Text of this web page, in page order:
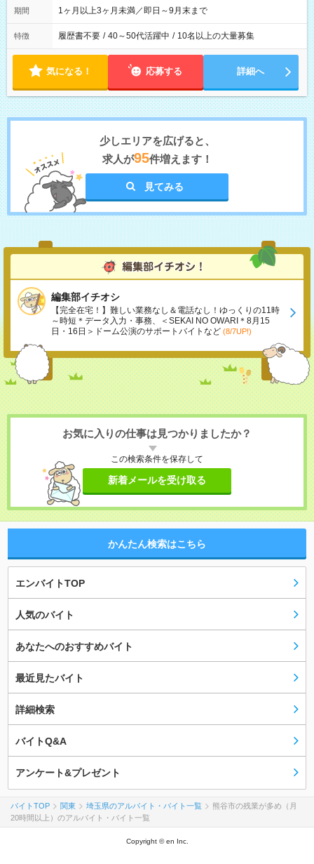
期間 1ヶ月以上3ヶ月未満／即日～9月末まで
特徴 履歴書不要 / 40～50代活躍中 / 10名以上の大量募集
気になる！ 応募する 詳細へ
少しエリアを広げると、
求人が95件増えます！
見てみる
編集部イチオシ
【完全在宅！】難しい業務なし＆電話なし！ゆっくりの11時
～時短＊データ入力・事務、＜SEKAI NO OWARI＊8月15
日・16日＞ドーム公演のサポートバイトなど (8/7UP!)
お気に入りの仕事は見つかりましたか？
この検索条件を保存して
新着メールを受け取る
かんたん検索はこちら
エンバイトTOP
人気のバイト
あなたへのおすすめバイト
最近見たバイト
詳細検索
バイトQ&A
アンケート&プレゼント
バイトTOP 関東 埼玉県のアルバイト・バイト一覧
熊谷市の残業が多め（月
20時間以上）のアルバイト・バイト一覧
Copyright © en Inc.